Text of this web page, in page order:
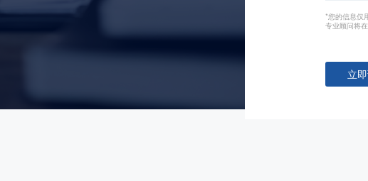
*您的信息仅
专业顾问将
立